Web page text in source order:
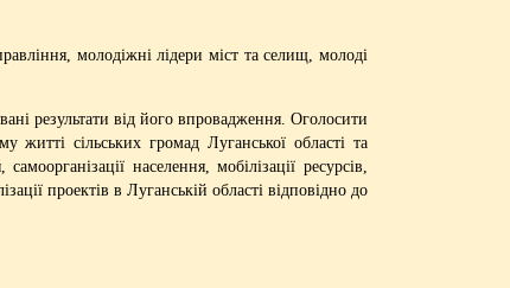
молодіжні лідери міст та селищ, молоді
результати від його впровадження. Оголосити
житті сільських громад Луганської області та
населення, мобілізації ресурсів,
проектів в Луганській області відповідно до